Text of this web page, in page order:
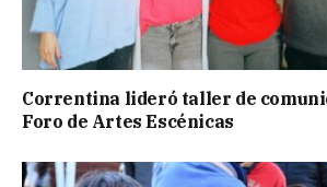
Correntina lideró taller de
Foro de Artes Escénicas